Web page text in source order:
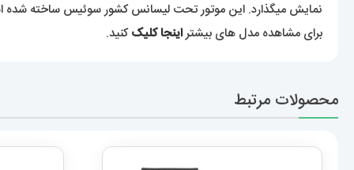
نمایش میگذارد. این موتور تحت لیسانس کشور سوئیس ساخته
برای مشاهده مدل های بیشتراینجا کلیککنید.
محصولات مرتبط